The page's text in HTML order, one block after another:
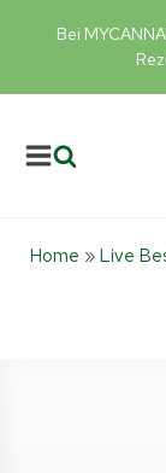
Bei
Home » Live